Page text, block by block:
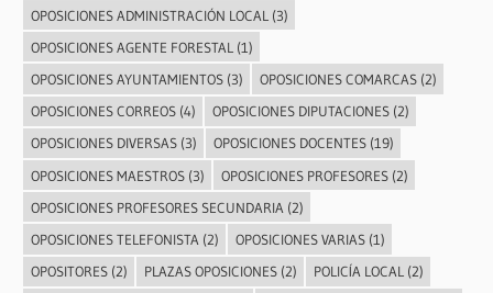
OPOSICIONES ADMINISTRACIÓN LOCAL (3)
OPOSICIONES AGENTE FORESTAL (1)
OPOSICIONES AYUNTAMIENTOS(3) OPOSICIONES COMARCAS(2)
OPOSICIONES CORREOS(4) OPOSICIONES DIPUTACIONES(2)
OPOSICIONES DIVERSAS(3) OPOSICIONES DOCENTES(19)
OPOSICIONES MAESTROS(3) OPOSICIONES PROFESORES(2)
OPOSICIONES PROFESORES SECUNDARIA (2)
OPOSICIONES TELEFONISTA (2) OPOSICIONES VARIAS(1)
OPOSITORES(2) PLAZAS OPOSICIONES(2) POLICÍA LOCAL (2)